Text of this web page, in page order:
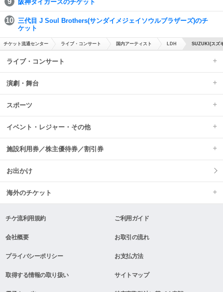
阪神タイガースのチケット
三代目 J Soul Brothers(サンダイメジェイソウルブラザーズ)のチ
ケット
チケット流通センター ライブ・コンサート 国内アーティスト LDH SUZUKI(スズ
ライブ・コンサート
演劇・舞台
スポーツ
イベント・レジャー・その他
施設利用券／株主優待券／割引券
お出かけ
海外のチケット
チケ流利用規約 ご利用ガイド
会社概要 お取引の流れ
プライバシーポリシー お支払方法
取得する情報の取り扱い サイトマップ